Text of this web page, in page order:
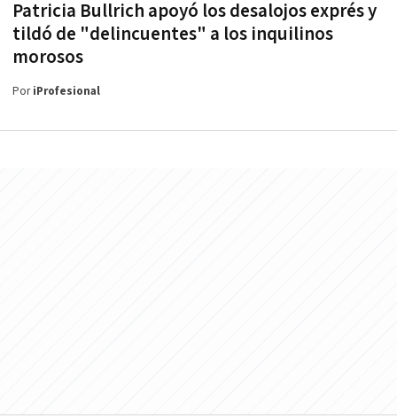
Patricia Bullrich apoyó los desalojos exprés y
tildó de "delincuentes" a los inquilinos
morosos
PoriProfesional